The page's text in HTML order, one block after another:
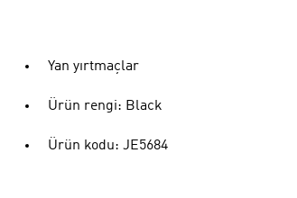
Yan yırtmaçlar
Ürün rengi: Black
Ürün kodu: JE5684